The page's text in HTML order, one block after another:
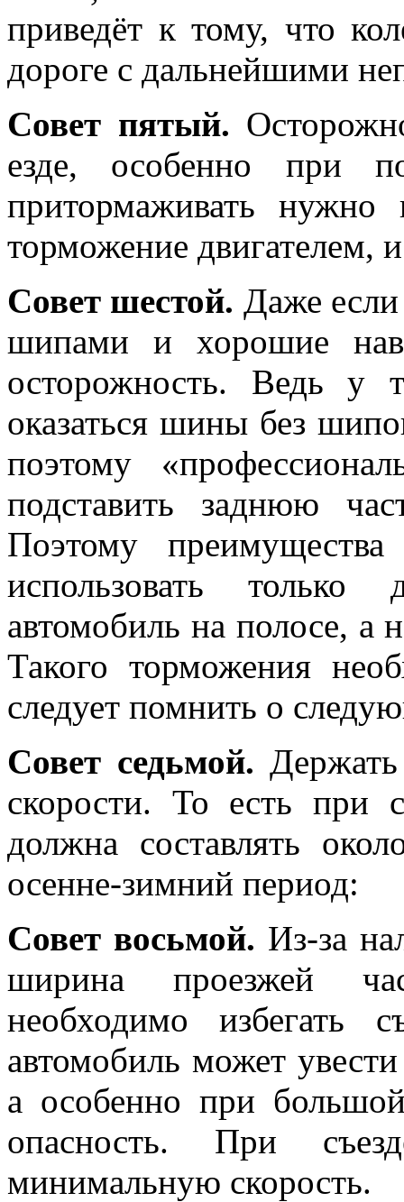
приведёт к тому, что
дороге с дальнейшими
Совет пятый.
езде, особенно при
притормаживать нужно
торможение двигателем,
Совет шестой. Даже если
шипами и хорошие
осторожность. Ведь у
оказаться шины без
поэтому
подставить заднюю
Поэтому
использовать
автомобиль на полосе, а
Такого торможения
следует помнить о
Совет седьмой.
скорости. То есть при
должна составлять
осенне-зимний период:
Совет восьмой. Из-за
ширина проезжей
необходимо избегать
автомобиль может
а особенно при
опасность. При
минимальную скорость.